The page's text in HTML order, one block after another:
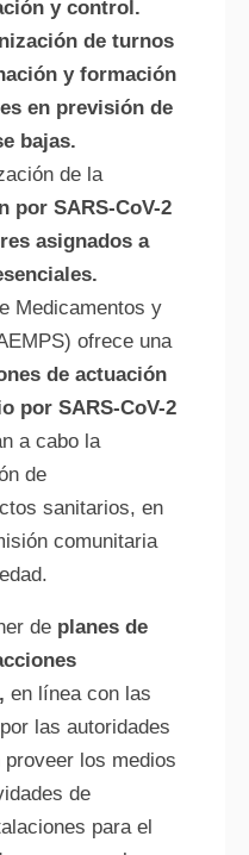
y control.
de turnos
y formación
en previsión de
bajas.
de la
por SARS-CoV-2
asignados a
Medicamentos y
ofrece una
de actuación
por SARS-CoV-2
a cabo la
de
sanitarios, en
comunitaria
de planes de
en línea con las
las autoridades
los medios
de
para el